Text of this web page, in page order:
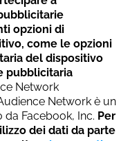
opzioni di
come le opzioni
del dispositivo
pubblicitaria
Network
Network è un
Facebook, Inc. Per
dei dati da parte